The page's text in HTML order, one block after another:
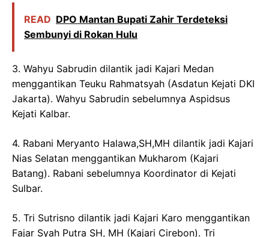
READ DPO Mantan Bupati Zahir Terdeteksi
Sembunyi di Rokan Hulu
3. Wahyu Sabrudin dilantik jadi Kajari Medan
menggantikan Teuku Rahmatsyah (Asdatun Kejati DKI
Jakarta). Wahyu Sabrudin sebelumnya Aspidsus
Kejati Kalbar.
4. Rabani Meryanto Halawa,SH,MH dilantik jadi Kajari
Nias Selatan menggantikan Mukharom (Kajari
Batang). Rabani sebelumnya Koordinator di Kejati
Sulbar.
5. Tri Sutrisno dilantik jadi Kajari Karo menggantikan
Fajar Syah Putra SH, MH (Kajari Cirebon). Tri